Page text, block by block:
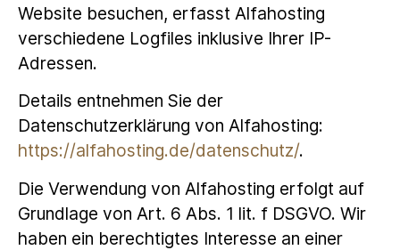
Website besuchen, erfasst Alfahosting
verschiedene Logfiles inklusive Ihrer IP-
Adressen.
Details entnehmen Sie der
Datenschutzerklärung von Alfahosting:
https://alfahosting.de/datenschutz/.
Die Verwendung von Alfahosting erfolgt auf
Grundlage von Art. 6 Abs. 1 lit. f DSGVO. Wir
haben ein berechtigtes Interesse an einer